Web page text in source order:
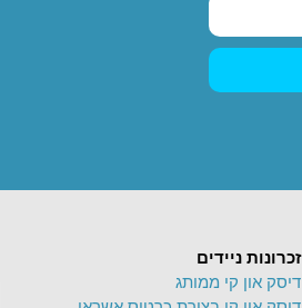
זכרונות ניידים
דיסק און קי ממותג